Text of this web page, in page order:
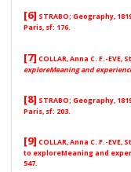
[6] STRABO; Geography,
Paris, sf: 176.
[7] COLLAR, Anna C. F.-EVE,
exploreMeaning and
[8] STRABO; Geography,
Paris, sf: 203.
[9] COLLAR, Anna C. F.-
to exploreMeaning and
547.